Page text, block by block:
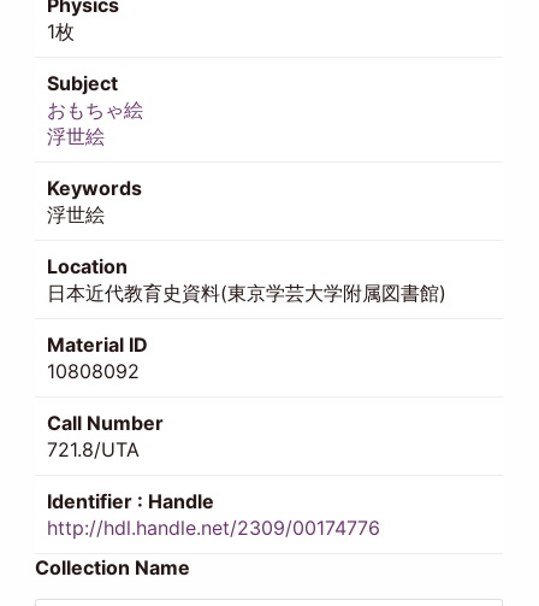
1枚
Subject
おもちゃ絵
浮世絵
Keywords
浮世絵
Location
日本近代教育史資料(東京学芸大学附属図書館)
Material ID
10808092
Call Number
721.8/UTA
Identifier : Handle
http://hdl.handle.net/2309/00174776
Collection Name